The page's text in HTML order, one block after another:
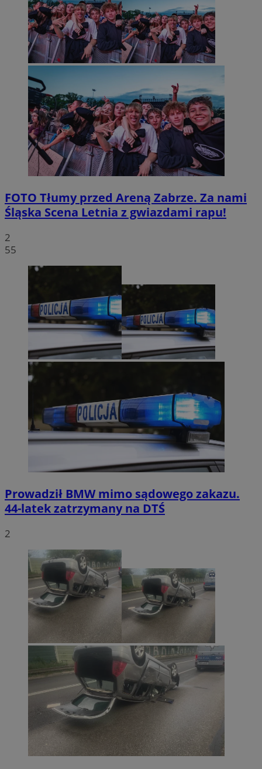
FOTO Tłumy przed Areną Zabrze. Za nami
Śląska Scena Letnia z gwiazdami rapu!
2
55
Prowadził BMW mimo sądowego zakazu.
44-latek zatrzymany na DTŚ
2